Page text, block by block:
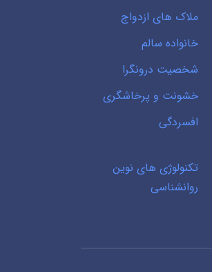
ملاک های ازدواج
خانواده سالم
شخصیت درونگرا
خشونت و پرخاشگری
افسردگی
تکنولوژی های نوین
روانشناسی